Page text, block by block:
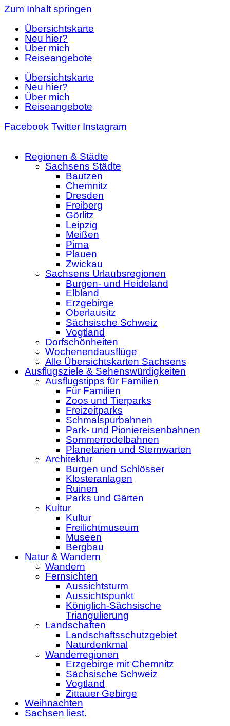
Zum Inhalt springen
Übersichtskarte
Neu hier?
Über mich
Reiseangebote
Übersichtskarte
Neu hier?
Über mich
Reiseangebote
Facebook Twitter Instagram
Regionen & Städte
Sachsens Städte
Bautzen
Chemnitz
Dresden
Freiberg
Görlitz
Leipzig
Meißen
Pirna
Plauen
Zwickau
Sachsens Urlaubsregionen
Burgen- und Heideland
Elbland
Erzgebirge
Oberlausitz
Sächsische Schweiz
Vogtland
Dorfschönheiten
Wochenendausflüge
Alle Übersichtskarten Sachsens
Ausflugsziele & Sehenswürdigkeiten
Ausflugstipps für Familien
Für Familien
Zoos und Tierparks
Freizeitparks
Schmalspurbahnen
Park- und Pioniereisenbahnen
Sommerrodelbahnen
Planetarien und Sternwarten
Architektur
Burgen und Schlösser
Klosteranlagen
Ruinen
Parks und Gärten
Kultur
Kultur
Freilichtmuseum
Museen
Bergbau
Natur & Wandern
Wandern
Fernsichten
Aussichtsturm
Aussichtspunkt
Königlich-Sächsische
Triangulierung
Landschaften
Landschaftsschutzgebiet
Naturdenkmal
Wanderregionen
Erzgebirge mit Chemnitz
Sächsische Schweiz
Vogtland
Zittauer Gebirge
Weihnachten
Sachsen liest.